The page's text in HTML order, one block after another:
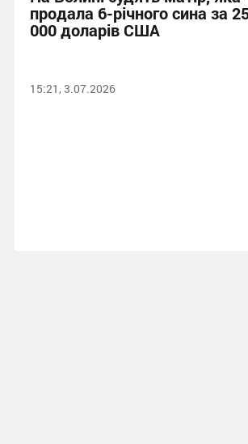
продала 6-річного сина за
000 доларів США
15:21, 3.07.2026